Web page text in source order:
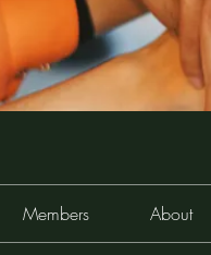
Members About